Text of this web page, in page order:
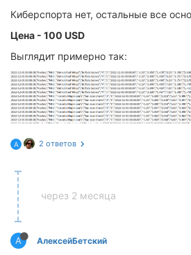
Киберспорта нет, остальные все
Цена - 100 USD
Выглядит примерно так:
А 2 ответов
через 2 месяца
А АлексейБетский